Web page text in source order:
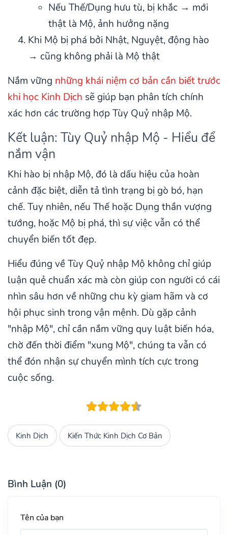
Nếu Thế/Dụng hưu tù, bị khắc → mới
thật là Mộ, ảnh hưởng nặng
Khi Mộ bị phá bởi Nhật, Nguyệt, động hào
→ cũng không phải là Mộ thật
Nắm vững những khái niệm cơ bản cần biết trước
khi học Kinh Dịch sẽ giúp bạn phân tích chính
xác hơn các trường hợp Tùy Quỷ nhập Mộ.
Kết luận: Tùy Quỷ nhập Mộ - Hiểu để
nắm vận
Khi hào bị nhập Mộ, đó là dấu hiệu của hoàn
cảnh đặc biệt, diễn tả tình trạng bị gò bó, hạn
chế. Tuy nhiên, nếu Thế hoặc Dụng thần vượng
tướng, hoặc Mộ bị phá, thì sự việc vẫn có thể
chuyển biến tốt đẹp.
Hiểu đúng về Tùy Quỷ nhập Mộ không chỉ giúp
luận quẻ chuẩn xác mà còn giúp con người có cái
nhìn sâu hơn về những chu kỳ giam hãm và cơ
hội phục sinh trong vận mệnh. Dù gặp cảnh
"nhập Mộ", chỉ cần nắm vững quy luật biến hóa,
chờ đến thời điểm "xung Mộ", chúng ta vẫn có
thể đón nhận sự chuyển mình tích cực trong
cuộc sống.
Kinh Dịch Kiến Thức Kinh Dịch Cơ Bản
Bình Luận (0)
Tên của bạn